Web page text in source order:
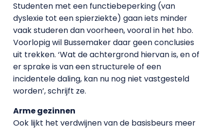
Studenten met een functiebeperking (van
dyslexie tot een spierziekte) gaan iets minder
vaak studeren dan voorheen, vooral in het hbo.
Voorlopig wil Bussemaker daar geen conclusies
uit trekken. ‘Wat de achtergrond hiervan is, en of
er sprake is van een structurele of een
incidentele daling, kan nu nog niet vastgesteld
worden’, schrijft ze.
Arme gezinnen
Ook lijkt het verdwijnen van de basisbeurs meer